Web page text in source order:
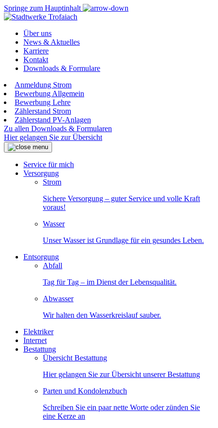
Springe zum Hauptinhalt
Über uns
News & Aktuelles
Karriere
Kontakt
Downloads & Formulare
Anmeldung Strom
Bewerbung Allgemein
Bewerbung Lehre
Zählerstand Strom
Zählerstand PV-Anlagen
Zu allen Downloads & Formularen
Hier gelangen Sie zur Übersicht
Service für mich
Versorgung
Strom
Sichere Versorgung – guter Service und volle Kraft
voraus!
Wasser
Unser Wasser ist Grundlage für ein gesundes Leben.
Entsorgung
Abfall
Tag für Tag – im Dienst der Lebensqualität.
Abwasser
Wir halten den Wasserkreislauf sauber.
Elektriker
Internet
Bestattung
Übersicht Bestattung
Hier gelangen Sie zur Übersicht unserer Bestattung
Parten und Kondolenzbuch
Schreiben Sie ein paar nette Worte oder zünden Sie
eine Kerze an